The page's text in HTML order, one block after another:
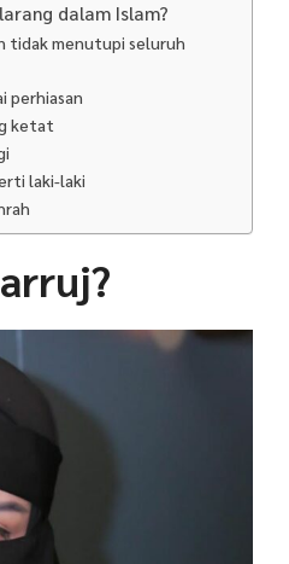
dalam Islam?
tidak menutupi seluruh
perhiasan
ketat
laki-laki